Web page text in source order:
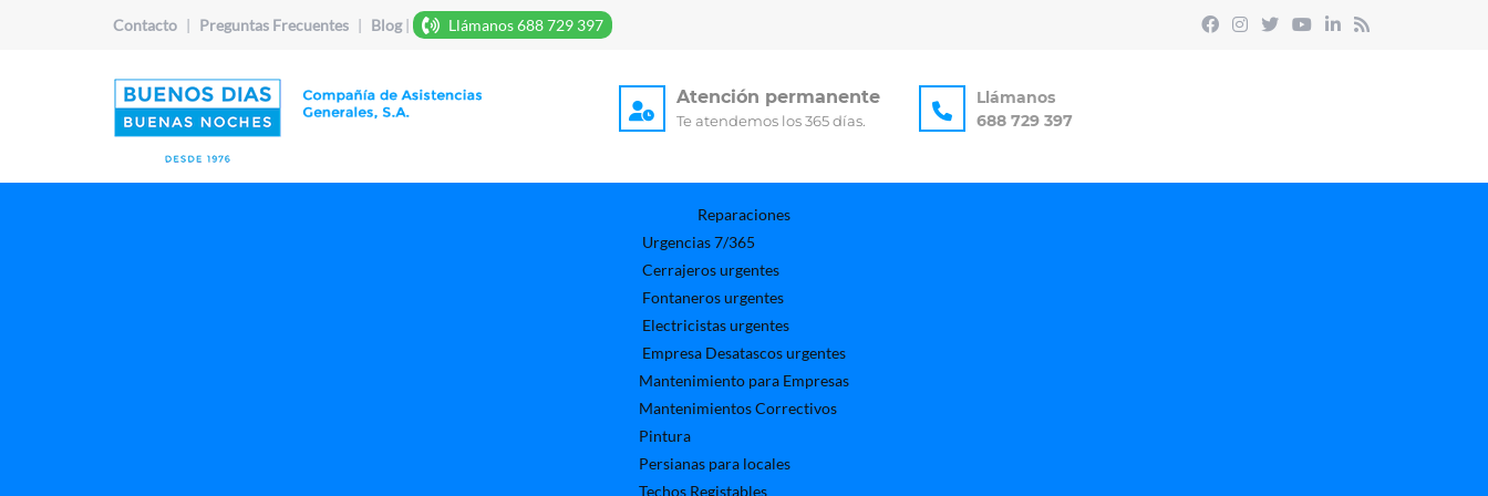
Contacto | Preguntas Frecuentes | Blog| Llámanos 688 729 397
Atención permanente
Te atendemos los 365 días.
Llámanos
688 729 397
Reparaciones
Urgencias 7/365
Cerrajeros urgentes
Fontaneros urgentes
Electricistas urgentes
Empresa Desatascos urgentes
Mantenimiento para Empresas​
Mantenimientos Correctivos
Pintura
Persianas para locales
Techos Registables